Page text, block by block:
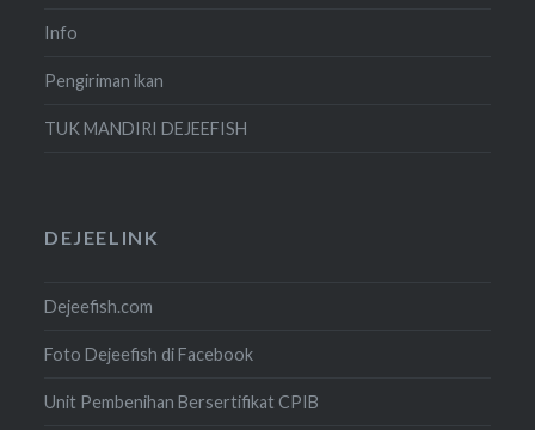
Info
Pengiriman ikan
TUK MANDIRI DEJEEFISH
DEJEELINK
Dejeefish.com
Foto Dejeefish di Facebook
Unit Pembenihan Bersertifikat CPIB